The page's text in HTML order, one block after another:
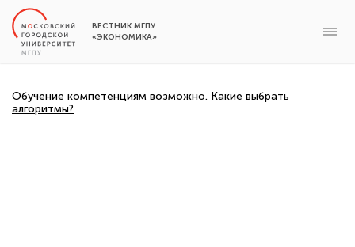
ВЕСТНИК МГПУ
«ЭКОНОМИКА»
Обучение компетенциям возможно. Какие выбрать
алгоритмы?